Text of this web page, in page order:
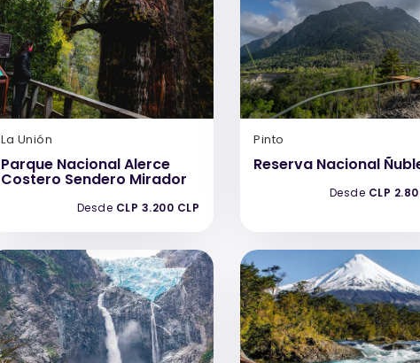
La Unión
Parque Nacional Alerce
Costero Sendero Mirador
Desde CLP 3.200 CLP
Pinto
Reserva Nacional
Desde CLP